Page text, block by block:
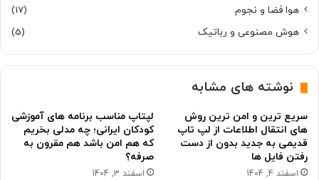
هوا فضا و نجوم
(17)
هوش مصنوعی و رباتیک
(5)
نوشته های مشابه
سریع ترین و امن ترین روش
های انتقال اطلاعات از لپ تاپ
قدیمی به جدید بدون از دست
رفتن فایل ها
اسفند 4, 1404
لپتاپ مناسب برنامه های آموزشی
کودکان ایرانی؛ چه مدلی بخریم
که هم امن باشد هم مقرون به
صرفه؟
اسفند 3, 1404